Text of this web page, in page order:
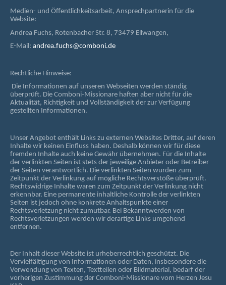
Medien- und Öffentlichkeitsarbeit, Ansprechpartnerin für die
Website:
Andrea Fuchs, Rotenbacher Str. 8, 73479 Ellwangen,
E-Mail: andrea.fuchs@comboni.de
Rechtliche Hinweise:
Die Informationen auf unseren Webseiten werden ständig
überprüft. Die Comboni-Missionare haften aber nicht für die
Aktualität, Richtigkeit und Vollständigkeit der zur Verfügung
gestellten Informationen.
Unser Angebot enthält Links zu externen Websites Dritter, auf deren
Inhalte wir keinen Einfluss haben. Deshalb können wir für diese
fremden Inhalte auch keine Gewähr übernehmen. Für die Inhalte
der verlinkten Seiten ist stets der jeweilige Anbieter oder Betreiber
der Seiten verantwortlich. Die verlinkten Seiten wurden zum
Zeitpunkt der Verlinkung auf mögliche Rechtsverstöße überprüft.
Rechtswidrige Inhalte waren zum Zeitpunkt der Verlinkung nicht
erkennbar. Eine permanente inhaltliche Kontrolle der verlinkten
Seiten ist jedoch ohne konkrete Anhaltspunkte einer
Rechtsverletzung nicht zumutbar. Bei Bekanntwerden von
Rechtsverletzungen werden wir derartige Links umgehend
entfernen.
Der Inhalt dieser Website ist urheberrechtlich geschützt. Die
Vervielfältigung von Informationen oder Daten, insbesondere die
Verwendung von Texten, Textteilen oder Bildmaterial, bedarf der
vorherigen Zustimmung der Comboni-Missionare vom Herzen Jesu